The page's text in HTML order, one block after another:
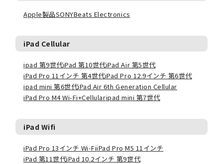
Apple製品SONYBeats Electronics
iPad Cellular
ipad 第9世代iPad 第10世代iPad Air 第5世代
iPad Pro 11インチ 第4世代iPad Pro 12.9インチ 第6世代
ipad mini 第6世代iPad Air 6th Generation Cellular
iPad Pro M4 Wi-Fi+Cellularipad mini 第7世代
iPad Wifi
iPad Pro 13インチ Wi-FiiPad Pro M5 11インチ
iPad 第11世代iPad 10.2インチ 第9世代